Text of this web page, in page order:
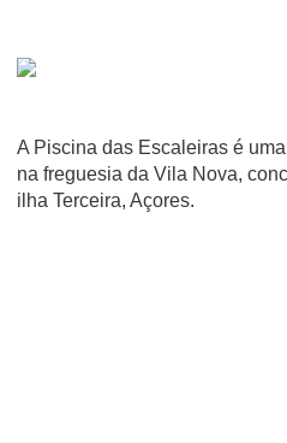
A Piscina das Escaleiras é
na freguesia da Vila Nova,
ilha Terceira, Açores.